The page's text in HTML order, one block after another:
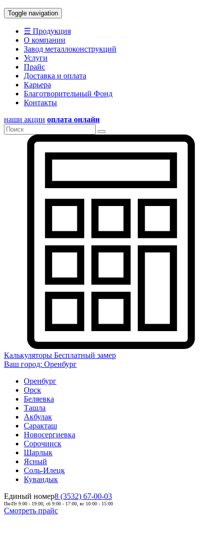
Toggle navigation
☰ Продукция
О компании
Завод металлоконструкций
Услуги
Прайс
Доставка и оплата
Карьера
Благотворительный Фонд
Контакты
наши акции оплата онлайн
Калькуляторы Бесплатный замер
Ваш город: Оренбург
Оренбург
Орск
Беляевка
Ташла
Акбулак
Саракташ
Новосергиевка
Сорочинск
Шарлык
Ясный
Соль-Илецк
Кувандык
Единый номер8 (3532) 67-00-03
Пн-Пт 9:00 - 19:00, сб 9:00 - 17:00, вс 10:00 - 15:00
Смотреть прайс